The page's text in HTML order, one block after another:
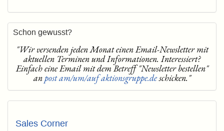
Schon gewusst?
"Wir versenden jeden Monat einen Email-Newsletter mit
aktuellen Terminen und Informationen. Interessiert?
Einfach eine Email mit dem Betreff "Newsletter bestellen"
anpost am/um/auf aktionsgruppe.deschicken."
Sales Corner